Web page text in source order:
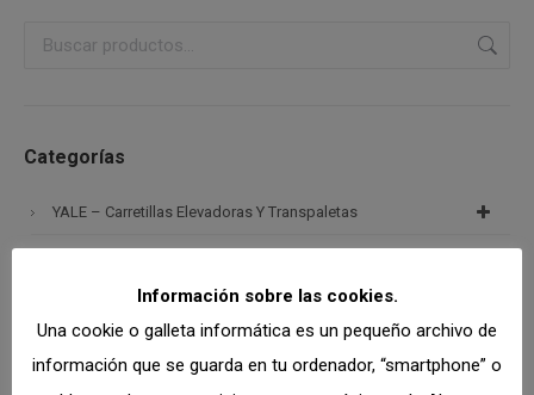
Categorías
YALE – Carretillas Elevadoras Y Transpaletas
RCM – Barredoras Y Fregadoras Industriales
Maquinaria Nueva Y De Ocasión En Stock
Información sobre las cookies.
Una cookie o galleta informática es un pequeño archivo de
información que se guarda en tu ordenador, “smartphone” o